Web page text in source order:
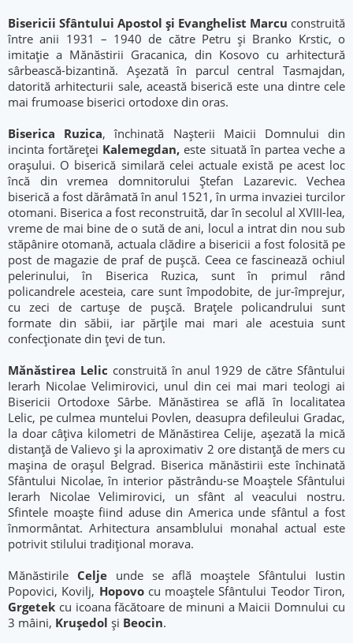
Bisericii Sfântului Apostol şi Evanghelist Marcu construită
între anii 1931 – 1940 de către Petru şi Branko Krstic, o
imitaţie a Mănăstirii Gracanica, din Kosovo cu arhitectură
sârbească-bizantină. Aşezată în parcul central Tasmajdan,
datorită arhitecturii sale, această biserică este una dintre cele
mai frumoase biserici ortodoxe din oras.
Biserica Ruzica, închinată Naşterii Maicii Domnului din
incinta fortăreţei Kalemegdan, este situată în partea veche a
oraşului. O biserică similară celei actuale există pe acest loc
încă din vremea domnitorului Ştefan Lazarevic. Vechea
biserică a fost dărâmată în anul 1521, în urma invaziei turcilor
otomani. Biserica a fost reconstruită, dar în secolul al XVIII-lea,
vreme de mai bine de o sută de ani, locul a intrat din nou sub
stăpânire otomană, actuala clădire a bisericii a fost folosită pe
post de magazie de praf de puşcă. Ceea ce fascinează ochiul
pelerinului, în Biserica Ruzica, sunt în primul rând
policandrele acesteia, care sunt împodobite, de jur-împrejur,
cu zeci de cartuşe de puşcă. Braţele policandrului sunt
formate din săbii, iar părţile mai mari ale acestuia sunt
confecţionate din ţevi de tun.
Mănăstirea Lelic construită în anul 1929 de către Sfântului
Ierarh Nicolae Velimirovici, unul din cei mai mari teologi ai
Bisericii Ortodoxe Sârbe. Mănăstirea se află în localitatea
Lelic, pe culmea muntelui Povlen, deasupra defileului Gradac,
la doar câţiva kilometri de Mănăstirea Celije, aşezată la mică
distanţă de Valievo şi la aproximativ 2 ore distanţă de mers cu
maşina de oraşul Belgrad. Biserica mănăstirii este închinată
Sfântului Nicolae, în interior păstrându-se Moaştele Sfântului
Ierarh Nicolae Velimirovici, un sfânt al veacului nostru.
Sfintele moaşte fiind aduse din America unde sfântul a fost
înmormântat. Arhitectura ansamblului monahal actual este
potrivit stilului tradiţional morava.
Mănăstirile Celjeunde se află moaştele Sfântului Iustin
Popovici, Kovilj, Hopovocu moaştele Sfântului Teodor Tiron,
Grgetek cu icoana făcătoare de minuni a Maicii Domnului cu
3 mâini, Kruşedol şi Beocin.